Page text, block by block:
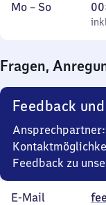
Montag
Mo – So,
inkl.
0
0
Fragen,
Feedback
Feedback zu
E-Mail